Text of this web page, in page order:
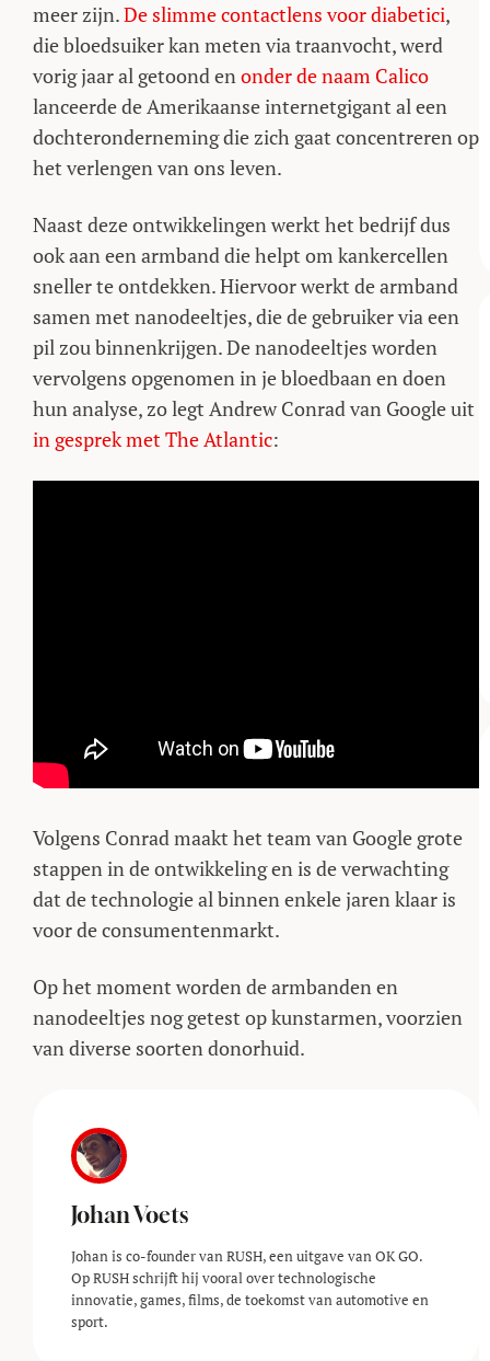
meer zijn.De slimme contactlens voor diabetici,
die bloedsuiker kan meten via traanvocht, werd
vorig jaar al getoond enonder de naam Calico
lanceerde de Amerikaanse internetgigant al een
dochteronderneming die zich gaat concentreren op
het verlengen van ons leven.
Naast deze ontwikkelingen werkt het bedrijf dus
ook aan een armband die helpt om kankercellen
sneller te ontdekken. Hiervoor werkt de armband
samen met nanodeeltjes, die de gebruiker via een
pil zou binnenkrijgen. De nanodeeltjes worden
vervolgens opgenomen in je bloedbaan en doen
hun analyse, zo legt Andrew Conrad van Google uit
in gesprek met The Atlantic:
Volgens Conrad maakt het team van Google grote
stappen in de ontwikkeling en is de verwachting
dat de technologie al binnen enkele jaren klaar is
voor de consumentenmarkt.
Op het moment worden de armbanden en
nanodeeltjes nog getest op kunstarmen, voorzien
van diverse soorten donorhuid.
Johan Voets
Johan is co-founder van RUSH, een uitgave van OK GO.
Op RUSH schrijft hij vooral over technologische
innovatie, games, films, de toekomst van automotive en
sport.